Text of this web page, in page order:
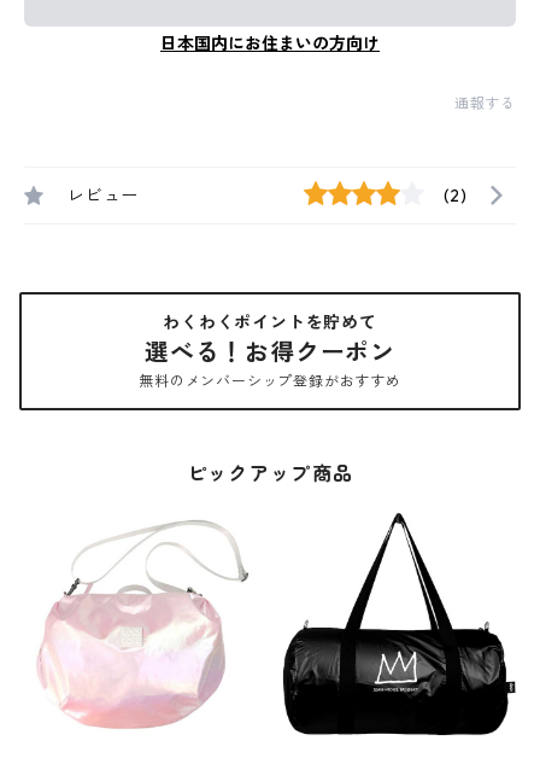
日本国内にお住まいの方向け
通報する
レビュー (2)
わくわくポイントを貯めて
選べる！お得クーポン
無料のメンバーシップ登録がおすすめ
ピックアップ商品